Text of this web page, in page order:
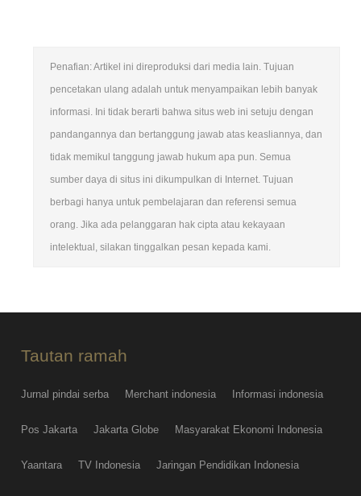
Penafian: Artikel ini direproduksi dari media lain. Tujuan
pencetakan ulang adalah untuk menyampaikan lebih banyak
informasi. Ini tidak berarti bahwa situs web ini setuju dengan
pandangannya dan bertanggung jawab atas keasliannya, dan
tidak memikul tanggung jawab hukum apa pun. Semua
sumber daya di situs ini dikumpulkan di Internet. Tujuan
berbagi hanya untuk pembelajaran dan referensi semua
orang. Jika ada pelanggaran hak cipta atau kekayaan
intelektual, silakan tinggalkan pesan kepada kami.
Tautan ramah
Jurnal pindai serba Merchant indonesia Informasi indonesia
Pos Jakarta Jakarta Globe Masyarakat Ekonomi Indonesia
Yaantara TV Indonesia Jaringan Pendidikan Indonesia